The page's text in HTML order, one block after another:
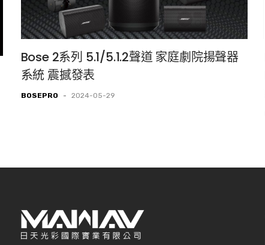
Bose 2系列 5.1/5.1.2聲道 家庭劇院揚聲器
系統 震撼發表
BOSEPRO - 2024-05-29